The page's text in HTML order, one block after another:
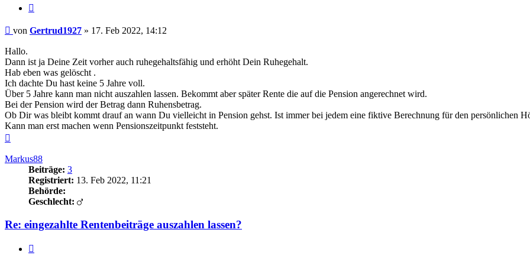
Beitrag
von Gertrud1927 » 17. Feb 2022, 14:12
Hallo.
Dann ist ja Deine Zeit vorher auch ruhegehaltsfähig und erhöht Dein Ruhegehalt.
Hab eben was gelöscht .
Ich dachte Du hast keine 5 Jahre voll.
Über 5 Jahre kann man nicht auszahlen lassen. Bekommt aber später Rente die auf die Pension angerechnet wird.
Bei der Pension wird der Betrag dann Ruhensbetrag.
Ob Dir was bleibt kommt drauf an wann Du vielleicht in Pension gehst. Ist immer bei jedem eine fiktive Berechnung für den persönlichen
Kann man erst machen wenn Pensionszeitpunkt feststeht.
Markus88
Beiträge: 3
Registriert: 13. Feb 2022, 11:21
Behörde:
Geschlecht:
Re: eingezahlte Rentenbeiträge auszahlen lassen?